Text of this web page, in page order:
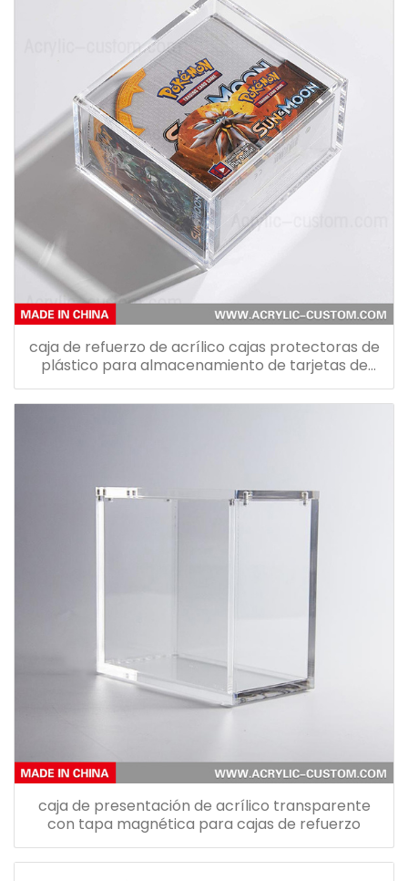
caja de refuerzo de acrílico cajas protectoras de
plástico para almacenamiento de tarjetas de
pokemon
caja de presentación de acrílico transparente
con tapa magnética para cajas de refuerzo